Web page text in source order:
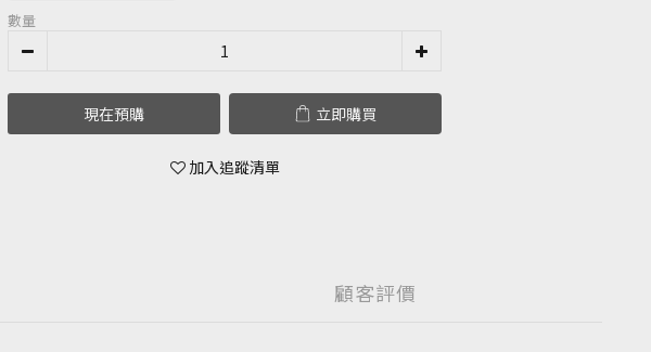
數量
現在預購 立即購買
加入追蹤清單
顧客評價